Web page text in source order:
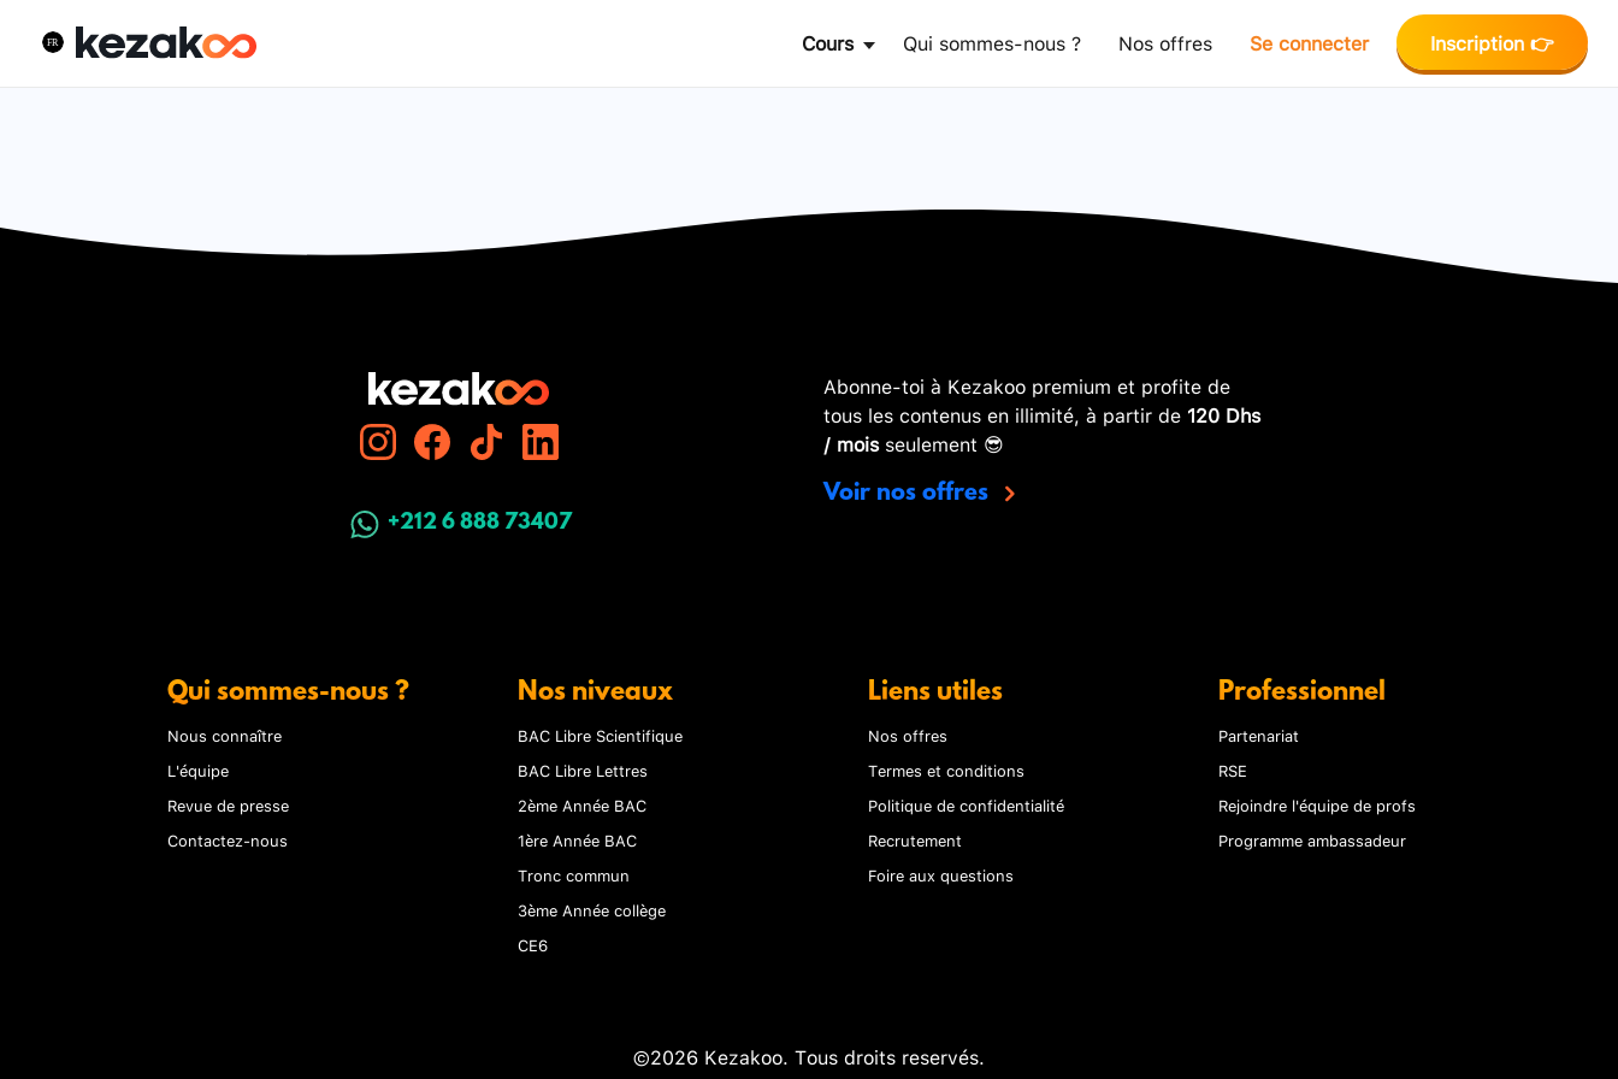
Cours Qui sommes-nous ? Nos offres Se connecter Inscription 👉
+212 6 888 73407
Abonne-toi à Kezakoo premium et profite de
tous les contenus en illimité, à partir de 120 Dhs
/ moisseulement 😎
Voir nos offres
Qui sommes-nous ?
Nous connaître
L'équipe
Revue de presse
Contactez-nous
Nos niveaux
BAC Libre Scientifique
BAC Libre Lettres
2ème Année BAC
1ère Année BAC
Tronc commun
3ème Année collège
CE6
Liens utiles
Nos offres
Termes et conditions
Politique de confidentialité
Recrutement
Foire aux questions
Professionnel
Partenariat
RSE
Rejoindre l'équipe de profs
Programme ambassadeur
©2026 Kezakoo. Tous droits reservés.